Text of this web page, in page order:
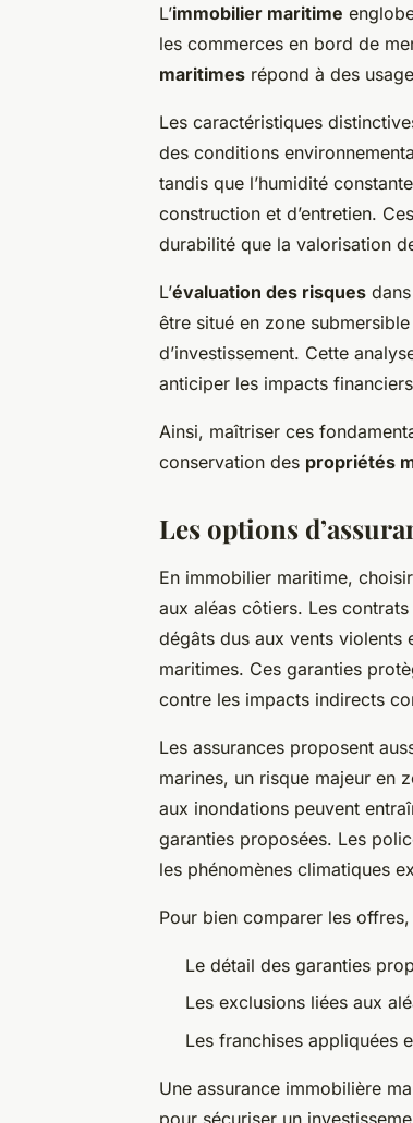
L’immobilier maritime
les commerces en bord de
maritimes répond à des
Les caractéristiques
des conditions
tandis que l’humidité
construction et d’entretien.
durabilité que la valorisation
L’évaluation des risques
être situé en zone
d’investissement. Cette
anticiper les impacts
Ainsi, maîtriser ces
conservation des propriétés
Les options
En immobilier maritime,
aux aléas côtiers. Les
dégâts dus aux vents violents
maritimes. Ces garanties
contre les impacts indirects
Les assurances proposent
marines, un risque majeur en
aux inondations peuvent
garanties proposées. Les
les phénomènes climatiques
Pour bien comparer les
Le détail des garanties
Les exclusions liées aux
Les franchises appliquées
Une assurance immobilière
pour sécuriser un